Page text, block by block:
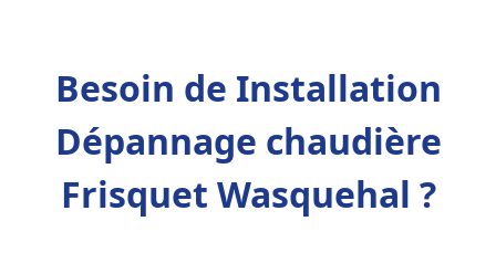
Besoin de Installation
Dépannage chaudière
Frisquet Wasquehal ?